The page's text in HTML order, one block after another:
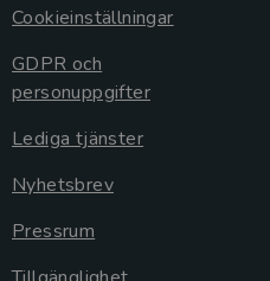
Cookieinställningar
GDPR och
personuppgifter
Lediga tjänster
Nyhetsbrev
Pressrum